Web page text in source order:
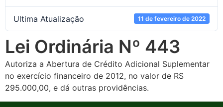
Ultima Atualização 11 de fevereiro de 2022
Lei Ordinária Nº 443
Autoriza a Abertura de Crédito Adicional Suplementar
no exercício financeiro de 2012, no valor de RS
295.000,00, e dá outras providências.